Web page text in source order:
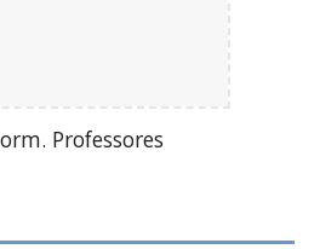
Professores